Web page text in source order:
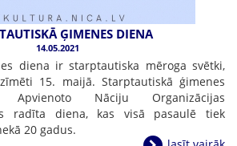
ĢIMENES DIENA
14.05.2021
diena ir starptautiska mēroga svētki,
15. maijā. Starptautiskā ģimenes
Nāciju Organizācijas
radīta diena, kas visā pasaulē tiek
20 gadus.